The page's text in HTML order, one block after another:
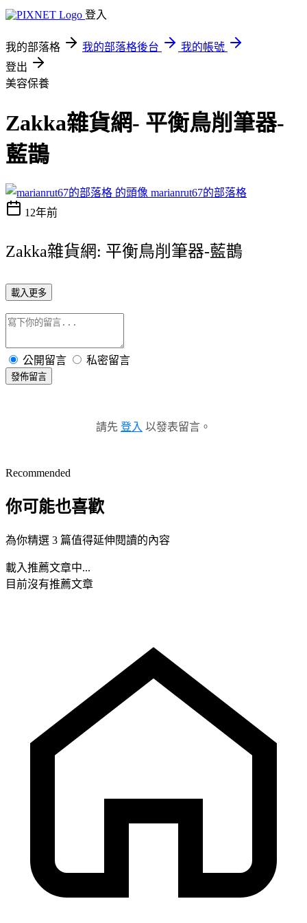
登入
我的部落格 我的部落格後台
我的帳號
登出
美容保養
Zakka雜貨網- 平衡鳥削筆器-
藍鵲
marianrut67的部落格
12年前
Zakka雜貨網: 平衡鳥削筆器-藍鵲
載入更多
公開留言 私密留言
發佈留言
請先 登入 以發表留言。
Recommended
你可能也喜歡
為你精選 3 篇值得延伸閱讀的內容
載入推薦文章中...
目前沒有推薦文章